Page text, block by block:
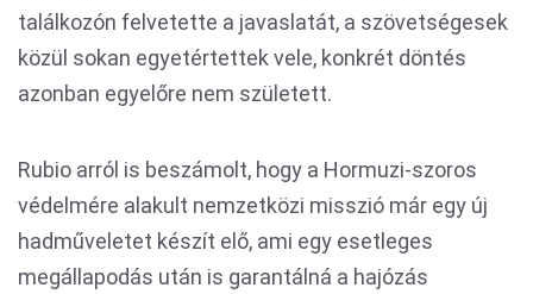
találkozón felvetette a javaslatát, a szövetségesek
közül sokan egyetértettek vele, konkrét döntés
azonban egyelőre nem született.
Rubio arról is beszámolt, hogy a Hormuzi-szoros
védelmére alakult nemzetközi misszió már egy új
hadműveletet készít elő, ami egy esetleges
megállapodás után is garantálná a hajózás